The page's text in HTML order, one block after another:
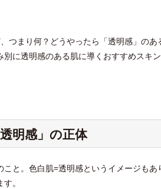
つまり何？どうやったら「透明感」のあ
に透明感のある肌に導くおすすめスキ
明感」の正体
と。色白肌=透明感というイメージもあ
。